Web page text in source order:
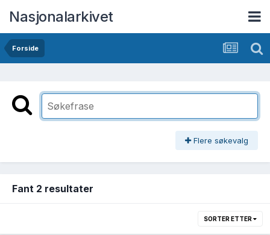
Nasjonalarkivet
Forside
Flere søkevalg
Fant 2 resultater
SORTER ETTER